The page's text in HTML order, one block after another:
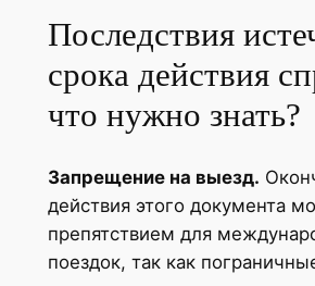
Последствия
срока действия
что нужно знать?
Запрещение на выезд.
действия этого документа
препятствием для
поездок, так как